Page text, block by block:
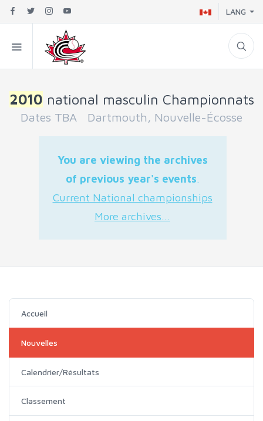
LANG
2010 national masculin Championnats
Dates TBA Dartmouth, Nouvelle-Écosse
You are viewing the archives
of previous year's events.
Current National championships
More archives...
Accueil
Nouvelles
Calendrier/Résultats
Classement